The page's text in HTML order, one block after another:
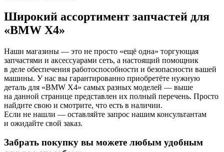
Широкий ассортимент запчастей для
«BMW X4»
Наши магазины — это не просто «ещё одна» торгующая
запчастями и аксессуарами сеть, а настоящий помощник
в деле обеспечения работоспособности и безопасности вашей
машины. У нас вы гарантированно приобретёте нужную
деталь для «BMW X4» самых разных моделей — выше
на данной странице представлен их полный перечень. Просто
найдите свою и смотрите, что есть в наличии.
Если не нашли — оставляйте запрос нашим консультантам
и ожидайте свой заказ.
Забрать покупку вы можете любым удобным